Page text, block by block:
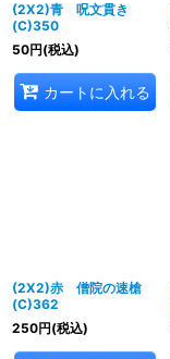
(2X2)青 呪文貫き
(C)350
50円(税込)
カートに入れる
(2X2)赤 僧院の速槍
(C)362
250円(税込)